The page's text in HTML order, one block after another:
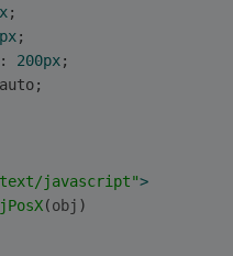
;
;
: 200px;
javascript">
(obj )